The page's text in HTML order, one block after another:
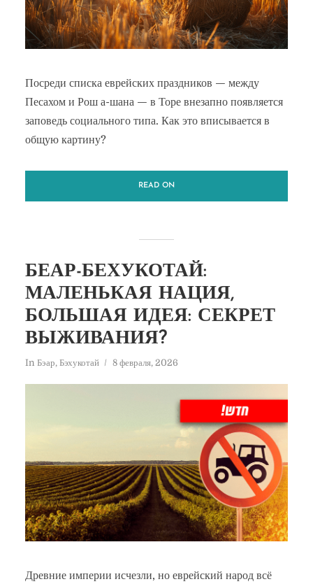
Посреди списка еврейских праздников — между
Песахом и Рош а-шана — в Торе внезапно появляется
заповедь социального типа. Как это вписывается в
общую картину?
READ ON
БЕАР-БЕХУКОТАЙ:
МАЛЕНЬКАЯ НАЦИЯ,
БОЛЬШАЯ ИДЕЯ: СЕКРЕТ
ВЫЖИВАНИЯ?
In Бэар, Бэхукотай 8 февраля, 2026
Древние империи исчезли, но еврейский народ всё